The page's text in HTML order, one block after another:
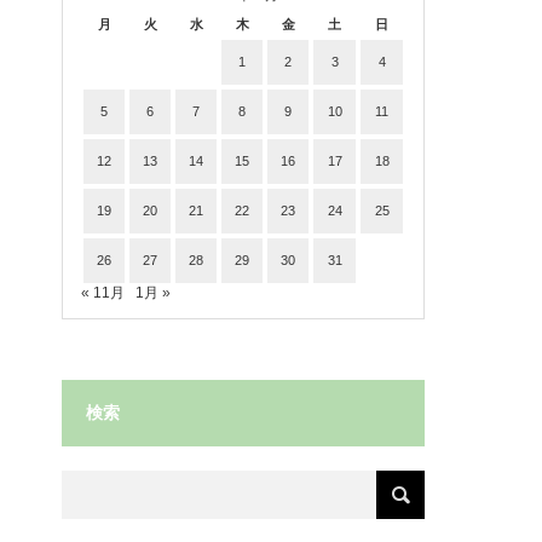
月
火 水 木 金 土 日
1 2 3 4
5 6 7 8 9 10 11
12 13 14 15 16 17 18
19 20 21 22 23 24 25
26 27 28 29 30 31
« 11月 1月 »
検索